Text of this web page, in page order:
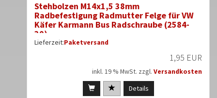
Stehbolzen M14x1,5 38mm
Radbefestigung Radmutter Felge für VW
Käfer Karmann Bus Radschraube (2584-
30)
Lieferzeit:Paketversand
1,95 EUR
inkl. 19 % MwSt. zzgl. Versandkosten
Details